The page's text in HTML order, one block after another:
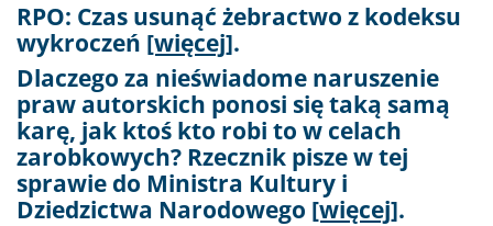
RPO: Czas usunąć żebractwo z kodeksu
wykroczeń [więcej].
Dlaczego za nieświadome naruszenie
praw autorskich ponosi się taką samą
karę, jak ktoś kto robi to w celach
zarobkowych? Rzecznik pisze w tej
sprawie do Ministra Kultury i
Dziedzictwa Narodowego [więcej].